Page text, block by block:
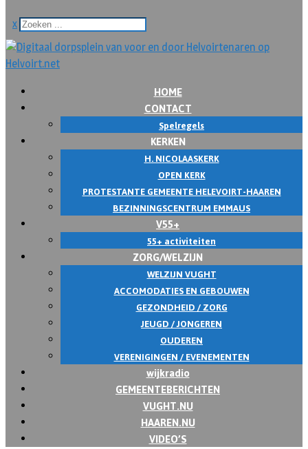
x
HOME
CONTACT
Spelregels
KERKEN
H. NICOLAASKERK
OPEN KERK
PROTESTANTE GEMEENTE HELEVOIRT-HAAREN
BEZINNINGSCENTRUM EMMAUS
V55+
55+ activiteiten
ZORG/WELZIJN
WELZIJN VUGHT
ACCOMODATIES EN GEBOUWEN
GEZONDHEID / ZORG
JEUGD / JONGEREN
OUDEREN
VERENIGINGEN / EVENEMENTEN
wijkradio
GEMEENTEBERICHTEN
VUGHT.NU
HAAREN.NU
VIDEO’S